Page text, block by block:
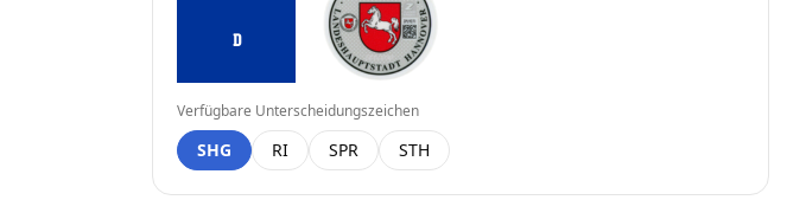
D
Verfügbare Unterscheidungszeichen
SHG RI SPR STH